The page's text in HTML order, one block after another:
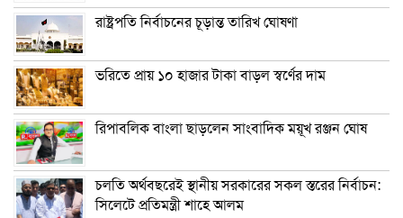
রাষ্ট্রপতি নির্বাচনের চূড়ান্ত তারিখ ঘোষণা
ভরিতে প্রায় ১০ হাজার টাকা বাড়ল স্বর্ণের দাম
রিপাবলিক বাংলা ছাড়লেন সাংবাদিক ময়ূখ রঞ্জন ঘোষ
চলতি অর্থবছরেই স্থানীয় সরকারের সকল স্তরের নির্বাচন:
সিলেটে প্রতিমন্ত্রী শাহে আলম